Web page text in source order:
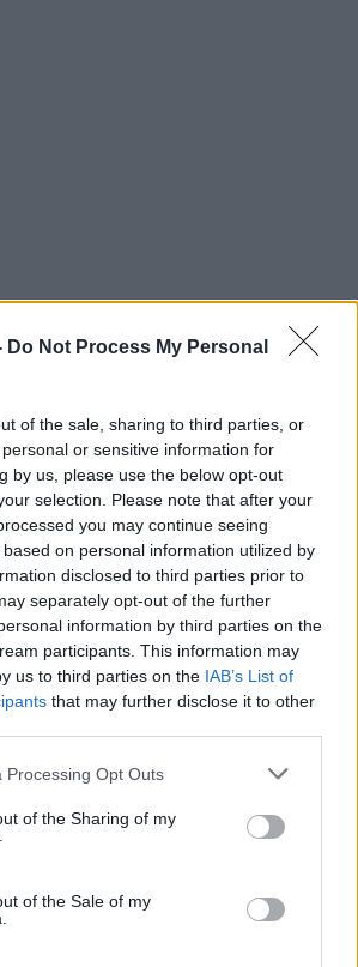
Do Not Process My Personal
of the sale, sharing to third parties, or
or sensitive information for
by us, please use the below opt-out
selection. Please note that after your
you may continue seeing
on personal information utilized by
disclosed to third parties prior to
separately opt-out of the further
information by third parties on the
participants. This information may
us to third parties on the IAB’s List of
that may further disclose it to other
website/app uses one or more Google
or usage behaviour. You may click to
to Google and its third-party tags to
specified purposes in below Google
Processing Opt Outs
of the Sharing of my
of the Sale of my
Λεκανοπέδιο δείχνουν το παχύ
λόγο για υψηλές
που «ταξιδεύει» από την
επόμενες ώρες,
κυρίως στα
σύμφωνα με το Εθνικό
Αθηνών/meteo.